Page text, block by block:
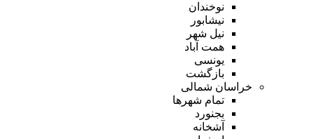
نوخندان
نیشابور
نیل شهر
همت آباد
یونسی
بازگشت
خراسان شمالی
تمام شهر‌ها
بجنورد
آشخانه